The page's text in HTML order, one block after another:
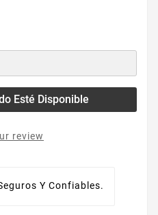
Esté Disponible
review
Y Confiables.